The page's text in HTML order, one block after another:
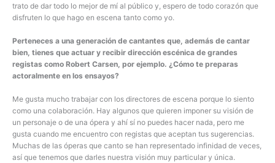
trato de dar todo lo mejor de mí al público y, espero de todo corazón que
disfruten lo que hago en escena tanto como yo.
Perteneces a una generación de cantantes que, además de cantar
bien, tienes que actuar y recibir dirección escénica de grandes
registas como Robert Carsen, por ejemplo. ¿Cómo te preparas
actoralmente en los ensayos?
Me gusta mucho trabajar con los directores de escena porque lo siento
como una colaboración. Hay algunos que quieren imponer su visión de
un personaje o de una ópera y ahí sí no puedes hacer nada, pero me
gusta cuando me encuentro con registas que aceptan tus sugerencias.
Muchas de las óperas que canto se han representado infinidad de veces,
así que tenemos que darles nuestra visión muy particular y única.